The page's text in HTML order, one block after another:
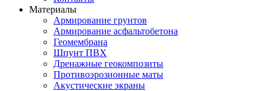
Материалы
Армирование грунтов
Армирование асфальтобетона
Геомембрана
Шпунт ПВХ
Дренажные геокомпозиты
Противоэрозионные маты
Акустические экраны